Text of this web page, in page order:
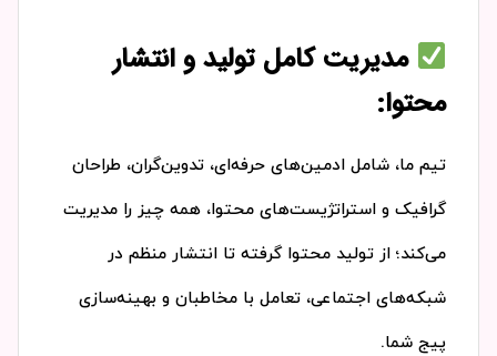
مدیریت کامل تولید و انتشار
محتوا:
تیم ما، شامل ادمین‌های حرفه‌ای، تدوین‌گران، طراحان
گرافیک و استراتژیست‌های محتوا، همه چیز را مدیریت
می‌کند؛ از تولید محتوا گرفته تا انتشار منظم در
شبکه‌های اجتماعی، تعامل با مخاطبان و بهینه‌سازی
پیج شما.